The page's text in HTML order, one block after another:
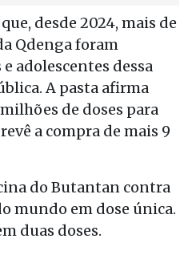
desde 2024, mais de
Qdenga foram
adolescentes dessa
A pasta afirma
de doses para
a compra de mais 9
do Butantan contra
mundo em dose única.
duas doses.